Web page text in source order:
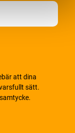
att dina
sätt.